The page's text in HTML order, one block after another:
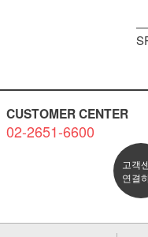
CUSTOMER CENTER
02-2651-6600
고객
연결